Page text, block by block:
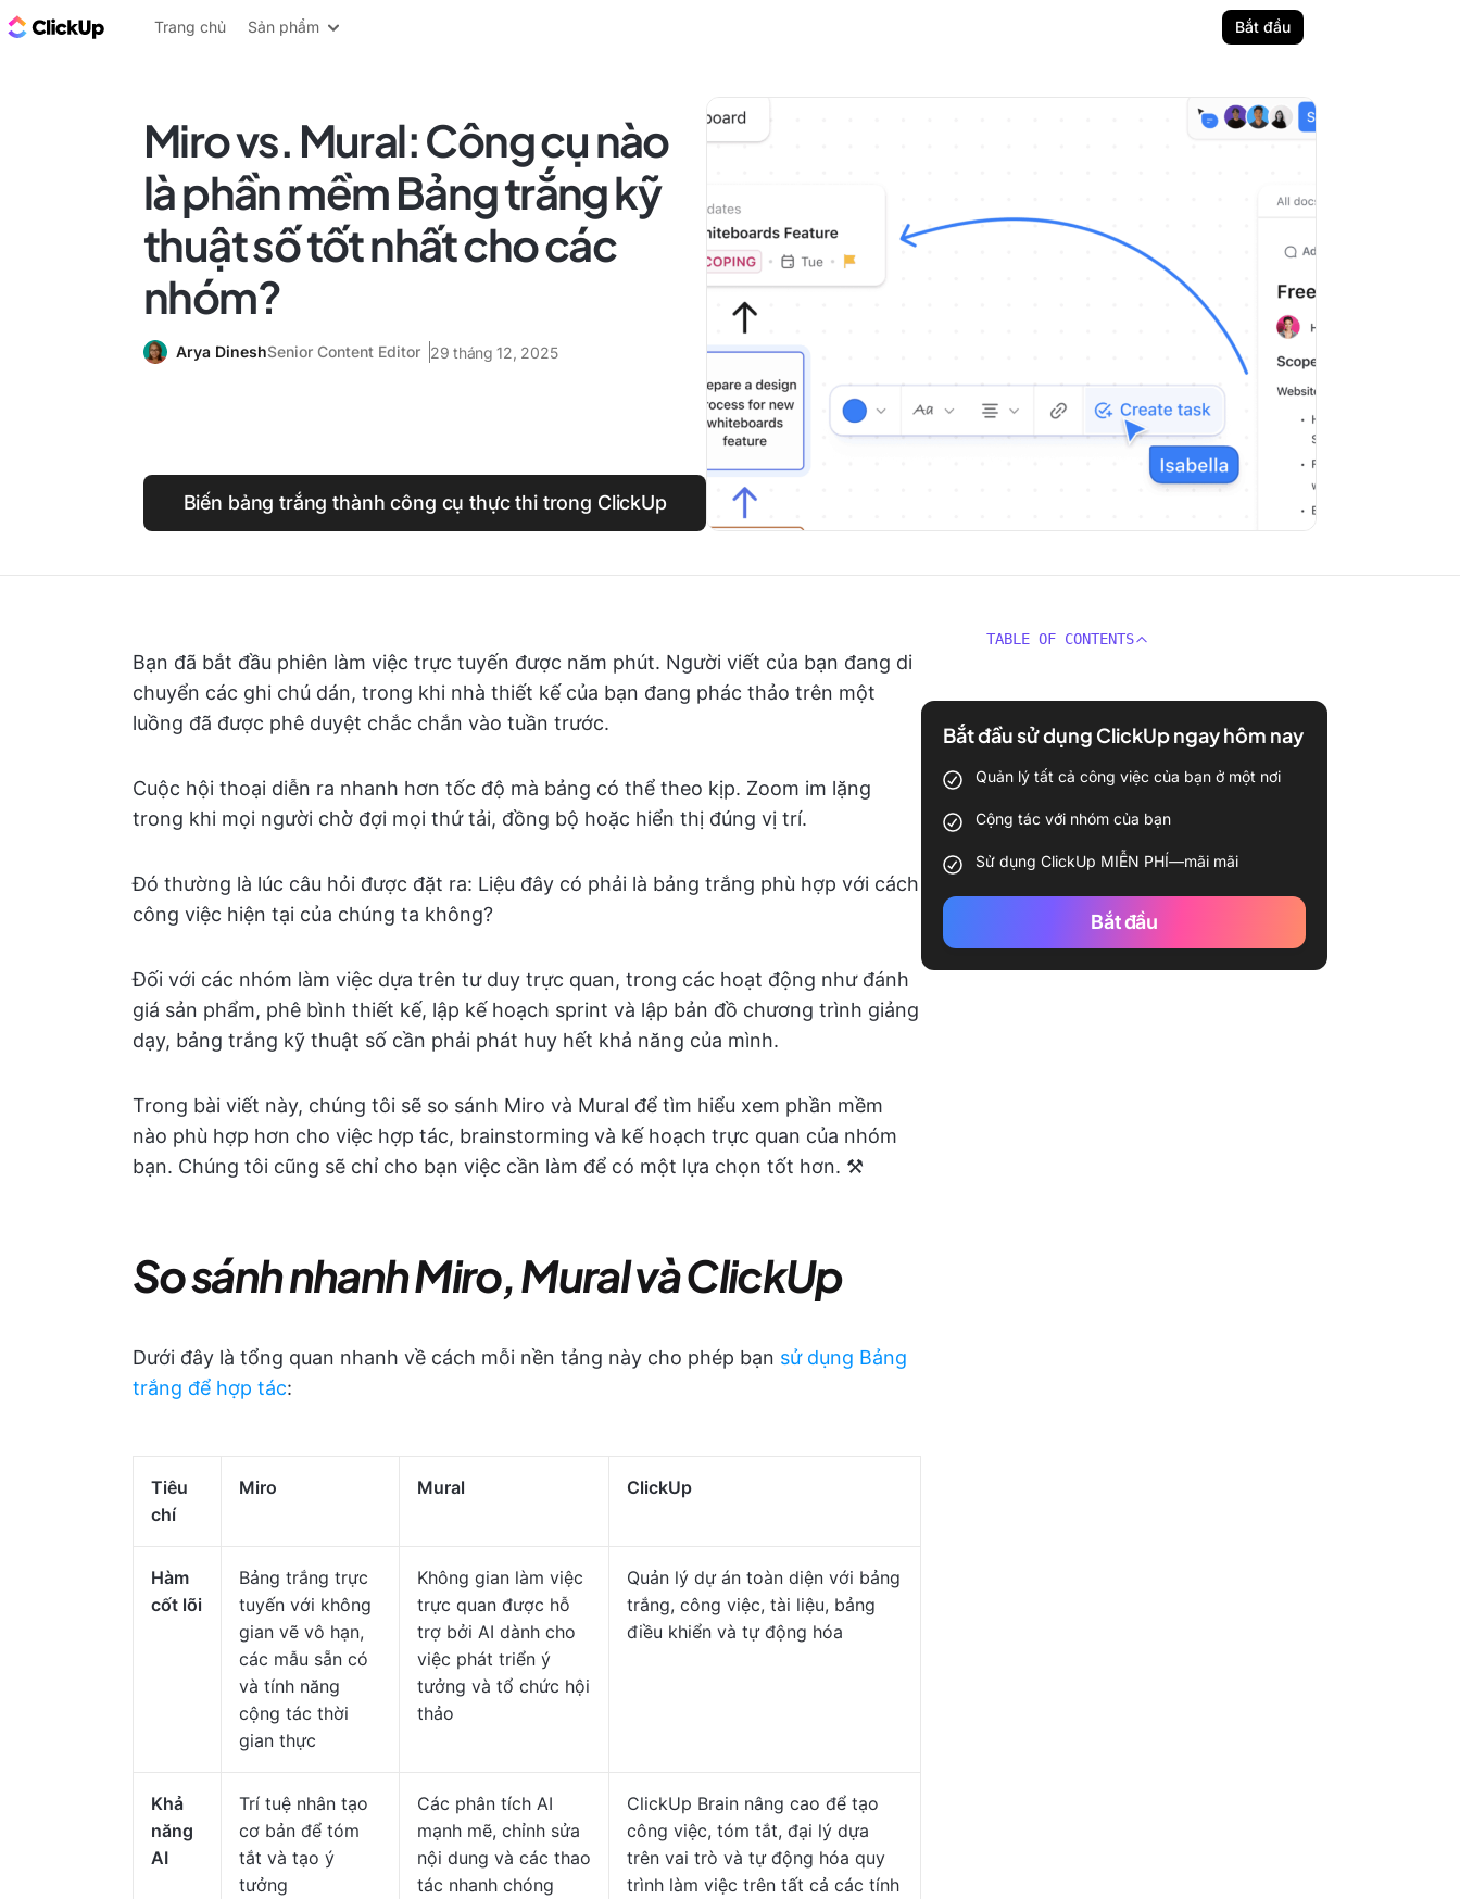
ClickUp Blog
Trang chủ Sản phẩm Bắt đầu
Miro vs. Mural: Công cụ nào
là phần mềm Bảng trắng kỹ
thuật số tốt nhất cho các
nhóm?
Arya DineshSenior Content Editor 29 tháng 12, 2025
Biến bảng trắng thành công cụ thực thi trong ClickUp
Bạn đã bắt đầu phiên làm việc trực tuyến được năm phút. Người viết của bạn đang di
chuyển các ghi chú dán, trong khi nhà thiết kế của bạn đang phác thảo trên một
luồng đã được phê duyệt chắc chắn vào tuần trước.
Cuộc hội thoại diễn ra nhanh hơn tốc độ mà bảng có thể theo kịp. Zoom im lặng
trong khi mọi người chờ đợi mọi thứ tải, đồng bộ hoặc hiển thị đúng vị trí.
Đó thường là lúc câu hỏi được đặt ra: Liệu đây có phải là bảng trắng phù hợp với cách
công việc hiện tại của chúng ta không?
Đối với các nhóm làm việc dựa trên tư duy trực quan, trong các hoạt động như đánh
giá sản phẩm, phê bình thiết kế, lập kế hoạch sprint và lập bản đồ chương trình giảng
dạy, bảng trắng kỹ thuật số cần phải phát huy hết khả năng của mình.
Trong bài viết này, chúng tôi sẽ so sánh Miro và Mural để tìm hiểu xem phần mềm
nào phù hợp hơn cho việc hợp tác, brainstorming và kế hoạch trực quan của nhóm
bạn. Chúng tôi cũng sẽ chỉ cho bạn việc cần làm để có một lựa chọn tốt hơn. ⚒️
So sánh nhanh Miro, Mural và ClickUp
Dưới đây là tổng quan nhanh về cách mỗi nền tảng này cho phép bạn sử dụng Bảng
trắng để hợp tác:
Tiêu
chí
Miro Mural ClickUp
Hàm
cốt lõi
Bảng trắng trực
tuyến với không
gian vẽ vô hạn,
các mẫu sẵn có
và tính năng
cộng tác thời
gian thực
Không gian làm việc
trực quan được hỗ
trợ bởi AI dành cho
việc phát triển ý
tưởng và tổ chức hội
thảo
Quản lý dự án toàn diện với bảng
trắng, công việc, tài liệu, bảng
điều khiển và tự động hóa
Khả
năng
AI
Trí tuệ nhân tạo
cơ bản để tóm
tắt và tạo ý
tưởng
Các phân tích AI
mạnh mẽ, chỉnh sửa
nội dung và các thao
tác nhanh chóng
ClickUp Brain nâng cao để tạo
công việc, tóm tắt, đại lý dựa
trên vai trò và tự động hóa quy
trình làm việc trên tất cả các tính
TABLE OF CONTENTS
Bắt đầu sử dụng ClickUp ngay hôm nay
Quản lý tất cả công việc của bạn ở một nơi
Cộng tác với nhóm của bạn
Sử dụng ClickUp MIỄN PHÍ—mãi mãi
Bắt đầu